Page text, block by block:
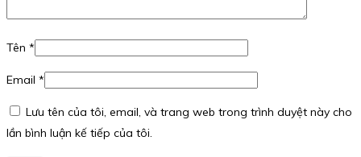
Tên *
Email *
Lưu tên của tôi, email, và trang web trong trình duyệt này cho
lần bình luận kế tiếp của tôi.